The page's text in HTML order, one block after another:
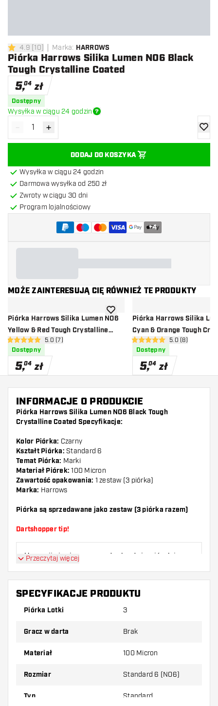
4.9 gwiazdki oceny
4.9 [10] Marka: HARROWS
Piórka Harrows Silika Lumen NO6 Black
Tough Crystalline Coated
5,04 zł
Dostępny
Wysyłka w ciągu 24 godzin
Zmniejsz ilość
- Zwiększ ilość
+
DODAJ DO KOSZYKA
Wysyłka w ciągu 24 godzin
Darmowa wysyłka od 250 zł
Zwroty w ciągu 30 dni
Program lojalnościowy
+4
MOŻE ZAINTERESUJĄ CIĘ RÓWNIEŻ TE PRODUKTY
Piórka Harrows Silika Lumen NO6
Yellow & Red Tough Crystalline
Coated otwórz panel recenzji
5 gwiazdki oceny5.0 (7)
Dostępny
5,04 zł
dodaj do listy życzeń
Piórka Harrows Silika
Cyan & Orange Tough
Coated otwórz panel
5 gwiazdki oceny5.0 (8)
Dostępny
5,04 zł
INFORMACJE O PRODUKCIE
Piórka Harrows Silika Lumen NO6 Black Tough
Crystalline Coated Specyfikacje:
Kolor Piórka: Czarny
Kształt Piórka: Standard 6
Temat Piórka: Marki
Materiał Piórek: 100 Micron
Zawartość opakowania: 1 zestaw (3 piórka)
Marka: Harrows
Piórka są sprzedawane jako zestaw (3 piórka razem)
Dartshopper tip!
Upewnij się, że masz pod ręką dużo piórek i
złamane w wyniku użytkowania.
Wypróbuj inny kształt, materiał lub grubość
najbardziej Ci odpowiada!
Przeczytaj więcej
SPECYFIKACJE PRODUKTU
Piórka Lotki 3
Gracz w darta Brak
Materiał 100 Micron
Rozmiar Standard 6 (NO6)
Typ Standard